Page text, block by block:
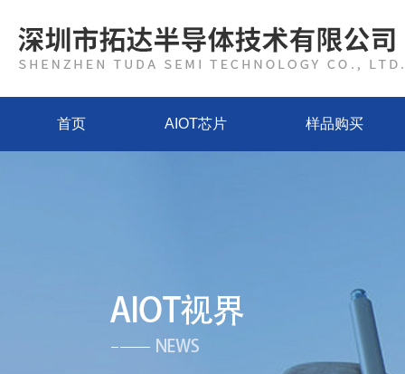
首页 AIOT芯片 样品购买